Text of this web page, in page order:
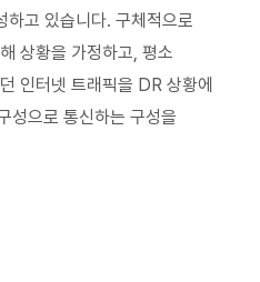
하고 있습니다. 구체적으로
상황을 가정하고, 평소
인터넷 트래픽을 DR 상황에
성으로 통신하는 구성을